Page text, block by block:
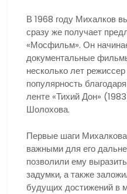
В 1968 году Михалков
сразу же получает
«Мосфильм». Он
документальные
несколько лет
популярность
ленте «Тихий Дон»
Шолохова.
Первые шаги
важными для его
позволили ему
задумки, а также
будущих достижений в